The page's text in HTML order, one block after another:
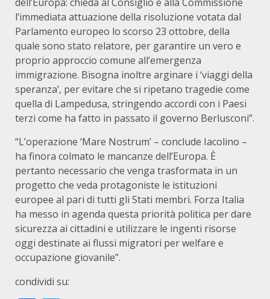
l’immediata attuazione della risoluzione votata dal
Parlamento europeo lo scorso 23 ottobre, della
quale sono stato relatore, per garantire un vero e
proprio approccio comune all’emergenza
immigrazione. Bisogna inoltre arginare i ‘viaggi della
speranza’, per evitare che si ripetano tragedie come
quella di Lampedusa, stringendo accordi con i Paesi
terzi come ha fatto in passato il governo Berlusconi”.
“L’operazione ‘Mare Nostrum’ – conclude Iacolino –
ha finora colmato le mancanze dell’Europa. È
pertanto necessario che venga trasformata in un
progetto che veda protagoniste le istituzioni
europee al pari di tutti gli Stati membri. Forza Italia
ha messo in agenda questa priorità politica per dare
sicurezza ai cittadini e utilizzare le ingenti risorse
oggi destinate ai flussi migratori per welfare e
occupazione giovanile”.
condividi su: